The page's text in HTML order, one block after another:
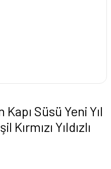
Süsü Yeni Yıl
Yıldızlı